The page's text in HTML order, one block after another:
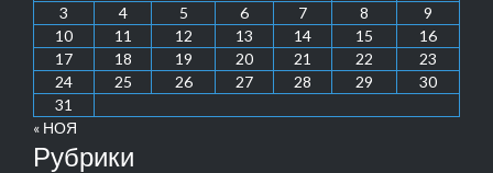
3
4 5 6 7 8
9
10
11 12 13 14 15
16
17
18 19 20 21 22
23
24
25 26 27 28 29
30
31
« НОЯ
Рубрики